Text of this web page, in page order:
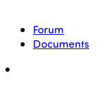
Forum
Documents